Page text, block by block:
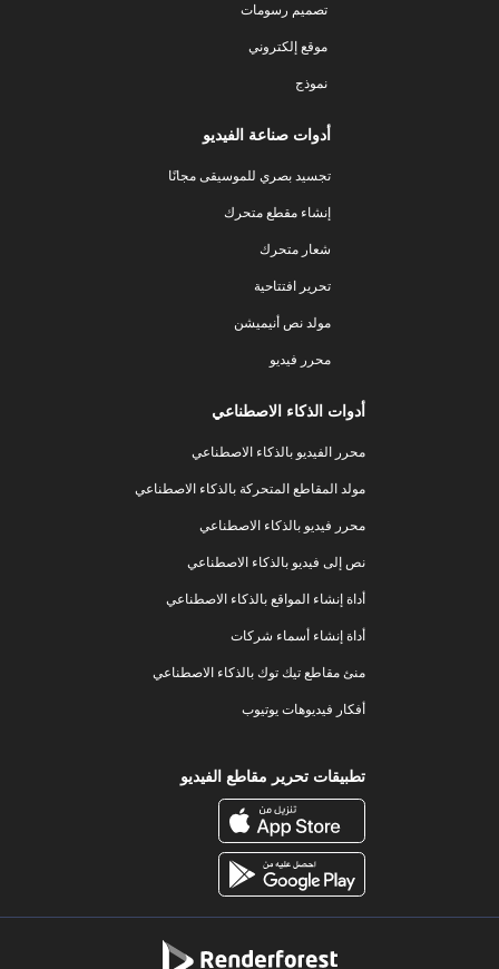
تصميم رسومات
موقع إلكتروني
نموذج
أدوات صناعة الفيديو
تجسيد بصري للموسيقى مجانًا
إنشاء مقطع متحرك
شعار متحرك
تحرير افتتاحية
مولد نص أنيميشن
محرر فيديو
أدوات الذكاء الاصطناعي
محرر الفيديو بالذكاء الاصطناعي
مولد المقاطع المتحركة بالذكاء الاصطناعي
محرر فيديو بالذكاء الاصطناعي
نص إلى فيديو بالذكاء الاصطناعي
أداة إنشاء المواقع بالذكاء الاصطناعي
أداة إنشاء أسماء شركات
منئ مقاطع تيك توك بالذكاء الاصطناعي
أفكار فيديوهات يوتيوب
تطبيقات تحرير مقاطع الفيديو